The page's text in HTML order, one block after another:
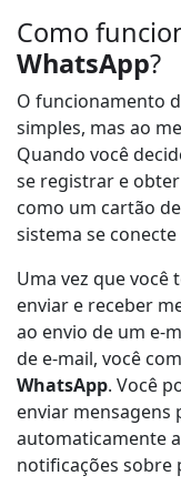
Como
WhatsApp?
O funcionamento
simples, mas ao
Quando você
se registrar e obter
como um cartão
sistema se conecte
Uma vez que você
enviar e receber
ao envio de um e-
de e-mail, você
WhatsApp. Você
enviar mensagens
automaticamente
notificações sobre